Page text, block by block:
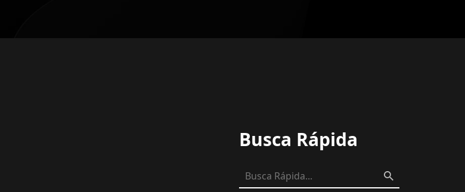
Busca Rápida